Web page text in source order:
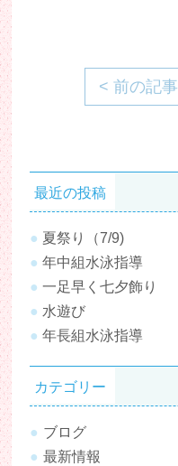
< 前の記事
最近の投稿
夏祭り（7/9)
年中組水泳指導
一足早く七夕飾り
水遊び
年長組水泳指導
カテゴリー
ブログ
最新情報